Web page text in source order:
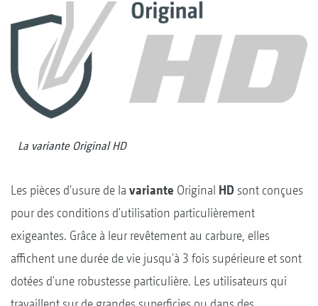
La variante Original HD
Les pièces d'usure de la variante Original HD sont conçues
pour des conditions d'utilisation particulièrement
exigeantes. Grâce à leur revêtement au carbure, elles
affichent une durée de vie jusqu'à 3 fois supérieure et sont
dotées d'une robustesse particulière. Les utilisateurs qui